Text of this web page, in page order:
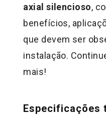
axial silencioso,
benefícios,
que devem ser
instalação.
mais!
Especificações